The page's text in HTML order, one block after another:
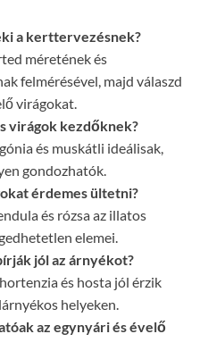
a kerttervezésnek?
méretének és
felmérésével, majd válaszd
virágokat.
virágok kezdőknek?
és muskátli ideálisak,
gondozhatók.
érdemes ültetni?
és rózsa az illatos
elemei.
jól az árnyékot?
és hosta jól érzik
helyeken.
az egynyári és évelő